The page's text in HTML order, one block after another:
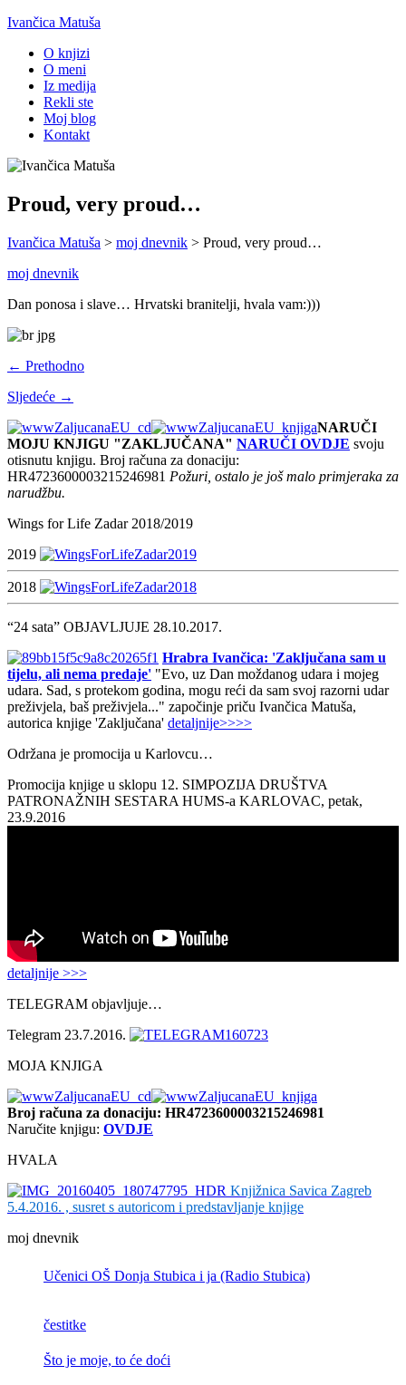
Ivančica Matuša
O knjizi
O meni
Iz medija
Rekli ste
Moj blog
Kontakt
Proud, very proud…
Ivančica Matuša > moj dnevnik > Proud, very proud…
moj dnevnik
Dan ponosa i slave… Hrvatski branitelji, hvala vam:)))
← Prethodno
Sljedeće →
NARUČI
MOJU KNJIGU "ZAKLJUČANA" NARUČI OVDJE svoju
otisnutu knjigu. Broj računa za donaciju:
HR4723600003215246981 Požuri, ostalo je još malo primjeraka za
narudžbu.
Wings for Life Zadar 2018/2019
2019
2018
“24 sata” OBJAVLJUJE 28.10.2017.
Hrabra Ivančica: 'Zaključana sam u
tijelu, ali nema predaje' "Evo, uz Dan moždanog udara i mojeg
udara. Sad, s protekom godina, mogu reći da sam svoj razorni udar
preživjela, baš preživjela..." započinje priču Ivančica Matuša,
autorica knjige 'Zaključana' detaljnije>>>>
Održana je promocija u Karlovcu…
Promocija knjige u sklopu 12. SIMPOZIJA DRUŠTVA
PATRONAŽNIH SESTARA HUMS-a KARLOVAC, petak,
23.9.2016
detaljnije >>>
TELEGRAM objavljuje…
Telegram 23.7.2016.
MOJA KNJIGA
Broj računa za donaciju: HR4723600003215246981
Naručite knjigu: OVDJE
HVALA
Knjižnica Savica Zagreb
5.4.2016. , susret s autoricom i predstavljanje knjige
moj dnevnik
Učenici OŠ Donja Stubica i ja (Radio Stubica)
čestitke
Što je moje, to će doći